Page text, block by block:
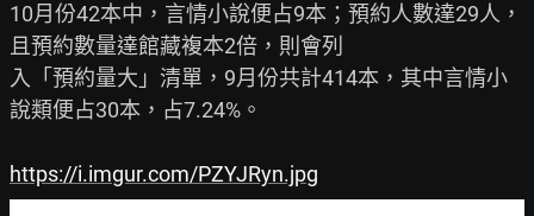
10月份42本中，言情小說便占9本；預約人數達29人，
且預約數量達館藏複本2倍，則會列
入「預約量大」清單，9月份共計414本，其中言情小
說類便占30本，占7.24%。
https://i.imgur.com/PZYJRyn.jpg